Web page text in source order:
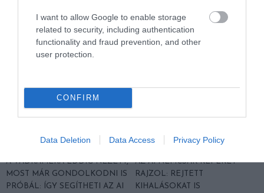
I want to allow Google to enable storage
related to security, including authentication
functionality and fraud prevention, and other
user protection.
CONFIRM
Data Deletion Data Access Privacy Policy
2026-07-30 2026-07-28
A VADKAMERA EDDIG NÉZETT,
MOST MÁR GONDOLKODNI IS
PRÓBÁL: ÍGY SEGÍTHETI AZ AI
AZ AI NEMCSAK KÉPEKET
RAJZOL: REJTETT
KIHALÁSOKAT IS